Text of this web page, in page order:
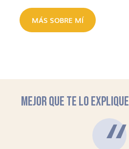
MÁS SOBRE MÍ
MEJOR QUE TE LO